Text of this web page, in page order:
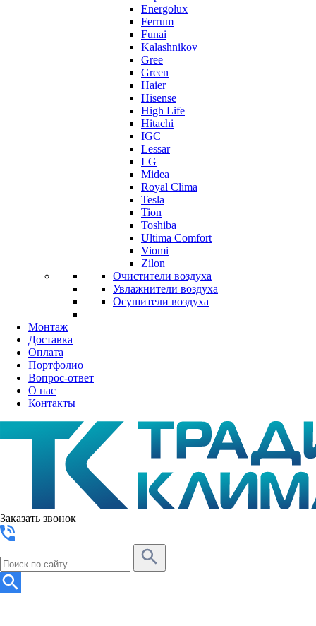
Energolux
Ferrum
Funai
Kalashnikov
Gree
Grеen
Haier
Hisense
High Life
Hitachi
IGC
Lessar
LG
Midea
Royal Clima
Tesla
Tion
Toshiba
Ultima Comfort
Viomi
Zilon
Очистители воздуха
Увлажнители воздуха
Осушители воздуха
Монтаж
Доставка
Оплата
Портфолио
Вопрос-ответ
О нас
Контакты
Заказать звонок